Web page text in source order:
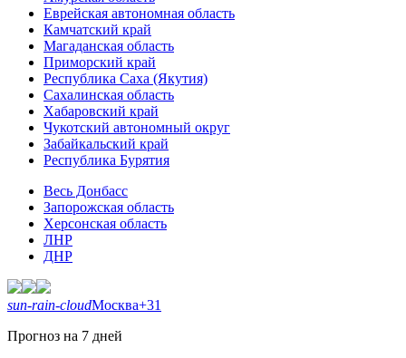
Еврейская автономная область
Камчатский край
Магаданская область
Приморский край
Республика Саха (Якутия)
Сахалинская область
Хабаровский край
Чукотский автономный округ
Забайкальский край
Республика Бурятия
Весь Донбасс
Запорожская область
Херсонская область
ЛНР
ДНР
sun-rain-cloudМосква+31
Прогноз на 7 дней